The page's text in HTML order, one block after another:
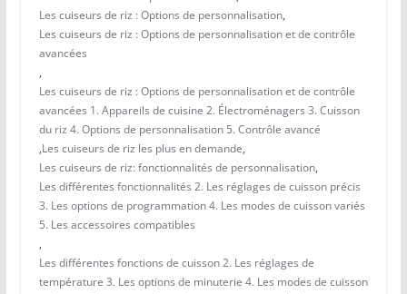
Les cuiseurs de riz : Options de personnalisation,
Les cuiseurs de riz : Options de personnalisation et de contrôle
avancées
,
Les cuiseurs de riz : Options de personnalisation et de contrôle
avancées 1. Appareils de cuisine 2. Électroménagers 3. Cuisson
du riz 4. Options de personnalisation 5. Contrôle avancé
,Les cuiseurs de riz les plus en demande,
Les cuiseurs de riz: fonctionnalités de personnalisation,
Les différentes fonctionnalités 2. Les réglages de cuisson précis
3. Les options de programmation 4. Les modes de cuisson variés
5. Les accessoires compatibles
,
Les différentes fonctions de cuisson 2. Les réglages de
température 3. Les options de minuterie 4. Les modes de cuisson